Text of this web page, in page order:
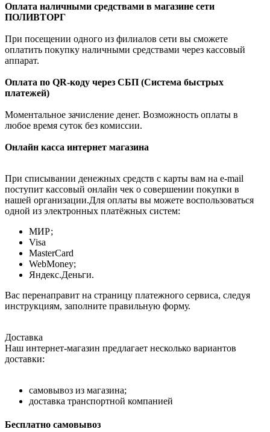
Оплата наличными средствами в магазине сети
ПОЛИВТОРГ
При посещении одного из филиалов сети вы сможете
оплатить покупку наличными средствами через кассовый
аппарат.
Оплата по QR-коду через СБП (Система быстрых
платежей)
Моментальное зачисление денег. Возможность оплаты в
любое время суток без комиссии.
Онлайн касса интернет магазина
При списывании денежных средств с карты вам на e-mail
поступит кассовый онлайн чек о совершении покупки в
нашей организации.Для оплаты вы можете воспользоваться
одной из электронных платёжных систем:
МИР;
Visa
MasterCard
WebMoney;
Яндекс.Деньги.
Вас перенаправит на страницу платежного сервиса, следуя
инструкциям, заполните правильную форму.
Доставка
Наш интернет-магазин предлагает несколько вариантов
доставки:
самовывоз из магазина;
доставка транспортной компанией
Бесплатно самовывоз